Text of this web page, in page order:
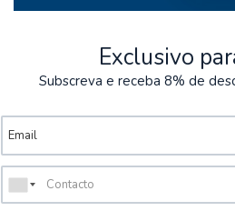
Seguros
vários métodos de pagamento
Exclusivo
Subscreva e receba 8% de